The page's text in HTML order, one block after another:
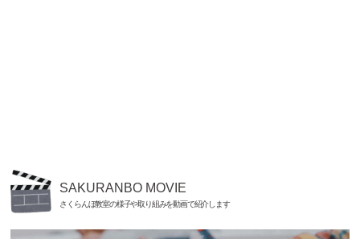
SAKURANBO MOVIE
さくらんぼ教室の様子や取り組みを動画で紹介します